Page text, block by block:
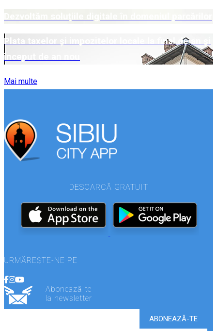
Plata taxelor și impozitelor locale la final de an și
început de an nou
Mai multe
DESCARCĂ GRATUIT
URMĂREȘTE-NE PE
Abonează-te
la newsletter